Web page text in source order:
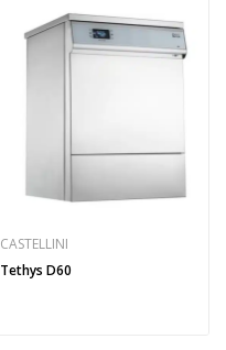
CASTELLINI
Tethys D60